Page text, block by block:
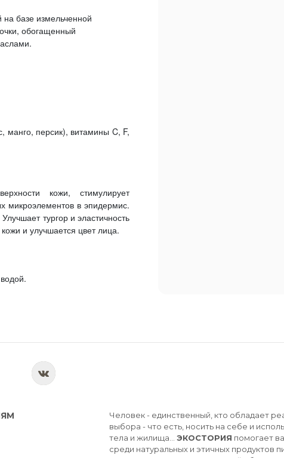
базе измельченной
обогащенный
манго, персик), витамины C, F,
кожи, стимулирует
микроэлементов в эпидермис.
тургор и эластичность
и улучшается цвет лица.
Человек - единственный, кто обладает
выбора - что есть, носить на себе и
тела и жилища... ЭКОСТОРИЯ помогает
среди натуральных и этичных продуктов